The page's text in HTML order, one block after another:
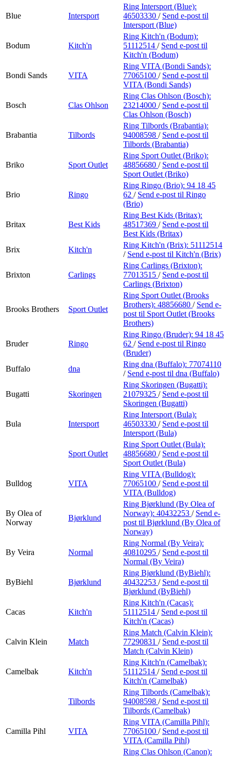
Blue Intersport
Ring Intersport (Blue):
46503330 / Send e-post til
Intersport (Blue)
Bodum Kitch'n
Ring Kitch'n (Bodum):
51112514 / Send e-post til
Kitch'n (Bodum)
Bondi Sands VITA
Ring VITA (Bondi Sands):
77065100 / Send e-post til
VITA (Bondi Sands)
Bosch Clas Ohlson
Ring Clas Ohlson (Bosch):
23214000 / Send e-post til
Clas Ohlson (Bosch)
Brabantia Tilbords
Ring Tilbords (Brabantia):
94008598 / Send e-post til
Tilbords (Brabantia)
Briko Sport Outlet
Ring Sport Outlet (Briko):
48856680 / Send e-post til
Sport Outlet (Briko)
Brio Ringo
Ring Ringo (Brio): 94 18 45
62 / Send e-post til Ringo
(Brio)
Britax Best Kids
Ring Best Kids (Britax):
48517369 / Send e-post til
Best Kids (Britax)
Brix
Kitch'n
Ring Kitch'n (Brix): 51112514
/ Send e-post til Kitch'n (Brix)
Brixton Carlings
Ring Carlings (Brixton):
77013515 / Send e-post til
Carlings (Brixton)
Brooks Brothers Sport Outlet
Ring Sport Outlet (Brooks
Brothers): 48856680 / Send e-
post til Sport Outlet (Brooks
Brothers)
Bruder Ringo
Ring Ringo (Bruder): 94 18 45
62 / Send e-post til Ringo
(Bruder)
Buffalo
dna
Ring dna (Buffalo): 77074110
/ Send e-post til dna (Buffalo)
Bugatti Skoringen
Ring Skoringen (Bugatti):
21079325 / Send e-post til
Skoringen (Bugatti)
Bula Intersport
Ring Intersport (Bula):
46503330 / Send e-post til
Intersport (Bula)
Sport Outlet
Ring Sport Outlet (Bula):
48856680 / Send e-post til
Sport Outlet (Bula)
Bulldog VITA
Ring VITA (Bulldog):
77065100 / Send e-post til
VITA (Bulldog)
By Olea of
Norway
Bjørklund
Ring Bjørklund (By Olea of
Norway): 40432253 / Send e-
post til Bjørklund (By Olea of
Norway)
By Veira Normal
Ring Normal (By Veira):
40810295 / Send e-post til
Normal (By Veira)
ByBiehl Bjørklund
Ring Bjørklund (ByBiehl):
40432253 / Send e-post til
Bjørklund (ByBiehl)
Cacas Kitch'n
Ring Kitch'n (Cacas):
51112514 / Send e-post til
Kitch'n (Cacas)
Calvin Klein Match
Ring Match (Calvin Klein):
77290831 / Send e-post til
Match (Calvin Klein)
Camelbak Kitch'n
Ring Kitch'n (Camelbak):
51112514 / Send e-post til
Kitch'n (Camelbak)
Tilbords
Ring Tilbords (Camelbak):
94008598 / Send e-post til
Tilbords (Camelbak)
Camilla Pihl VITA
Ring VITA (Camilla Pihl):
77065100 / Send e-post til
VITA (Camilla Pihl)
Ring Clas Ohlson (Canon):